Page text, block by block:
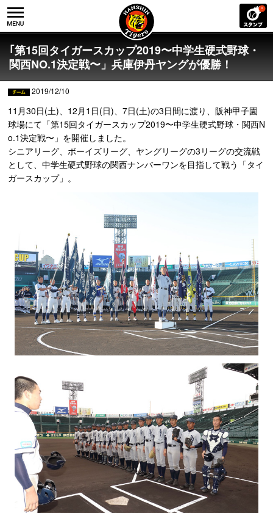
｢第15回タイガースカップ2019〜中学生硬式野球・
関西NO.1決定戦〜」兵庫伊丹ヤングが優勝！
2019/12/10
11月30日(土)、12月1日(日)、7日(土)の3日間に渡り、阪神甲子園
球場にて「第15回タイガースカップ2019〜中学生硬式野球・関西N
o.1決定戦〜」を開催しました。
シニアリーグ、ボーイズリーグ、ヤングリーグの3リーグの交流戦
として、中学生硬式野球の関西ナンバーワンを目指して戦う「タイ
ガースカップ」。